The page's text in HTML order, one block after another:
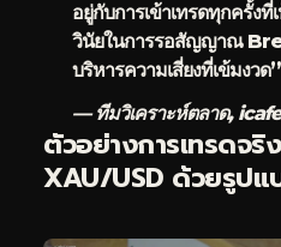
อยู่กับการเข้าเทรดทุกครั้ง
วินัยในการรอสัญญาณ
บริหารความเสี่ยงที่เข้มงวด”
— ทีมวิเคราะห์ตลาด,
ตัวอย่างการเทรดจริ
XAU/USD ด้วยรูป